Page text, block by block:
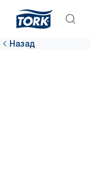
Назад